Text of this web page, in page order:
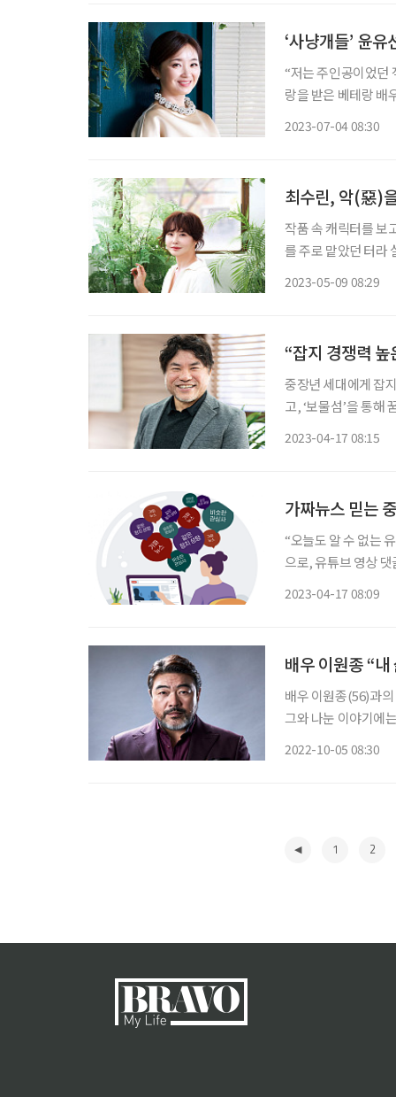
‘사냥개들’ 윤
“저는 주인공이었던
랑을 받은 베테랑 배
2023-07-04 08:30
최수린, 악(惡)
작품 속 캐릭터를 보
를 주로 맡았던 터라
2023-05-09 08:29
“잡지 경쟁력
중장년 세대에게 잡
고, ‘보물섬’을 통해
2023-04-17 08:15
가짜뉴스 믿는
“오늘도 알 수 없는
으로, 유튜브 영상 댓
2023-04-17 08:09
배우 이원종 “
배우 이원종(56)과
그와 나눈 이야기에
2022-10-05 08:30
1 2